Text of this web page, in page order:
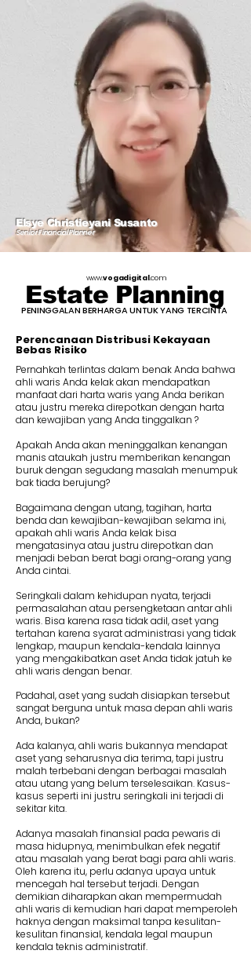
Senior Financial Planner
Elsye Christieyani Susanto
Estate Planning
PENINGGALAN BERHARGA UNTUK YANG TERCINTA
www.vogadigital.com
Perencanaan Distribusi Kekayaan
Bebas Risiko
Pernahkah terlintas dalam benak Anda bahwa
ahli waris Anda kelak akan mendapatkan
manfaat dari harta waris yang Anda berikan
atau justru mereka direpotkan dengan harta
dan kewajiban yang Anda tinggalkan ?
Apakah Anda akan meninggalkan kenangan
manis ataukah justru memberikan kenangan
buruk dengan segudang masalah menumpuk
bak tiada berujung?
Bagaimana dengan utang, tagihan, harta
benda dan kewajiban-kewajiban selama ini,
apakah ahli waris Anda kelak bisa
mengatasinya atau justru direpotkan dan
menjadi beban berat bagi orang-orang yang
Anda cintai.
Seringkali dalam kehidupan nyata, terjadi
permasalahan atau persengketaan antar ahli
waris. Bisa karena rasa tidak adil, aset yang
tertahan karena syarat administrasi yang tidak
lengkap, maupun kendala-kendala lainnya
yang mengakibatkan aset Anda tidak jatuh ke
ahli waris dengan benar.
Padahal, aset yang sudah disiapkan tersebut
sangat berguna untuk masa depan ahli waris
Anda, bukan?
Ada kalanya, ahli waris bukannya mendapat
aset yang seharusnya dia terima, tapi justru
malah terbebani dengan berbagai masalah
atau utang yang belum terselesaikan. Kasus-
kasus seperti ini justru seringkali ini terjadi di
sekitar kita.
Adanya masalah finansial pada pewaris di
masa hidupnya, menimbulkan efek negatif
atau masalah yang berat bagi para ahli waris.
Oleh karena itu, perlu adanya upaya untuk
mencegah hal tersebut terjadi. Dengan
demikian diharapkan akan mempermudah
ahli waris di kemudian hari dapat memperoleh
haknya dengan maksimal tanpa kesulitan-
kesulitan finansial, kendala legal maupun
kendala teknis administratif.